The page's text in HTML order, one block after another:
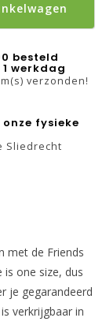
besteld
werkdag
verzonden!
onze fysieke
Sliedrecht
met de Friends
one size, dus
je gegarandeerd
verkrijgbaar in